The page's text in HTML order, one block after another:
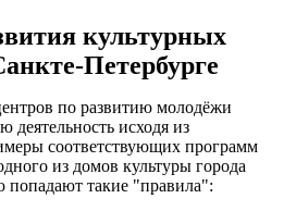
культурных
Петербурге
по развитию молодёжи
деятельность исходя из
соответствующих программ
из домов культуры города
такие "правила":